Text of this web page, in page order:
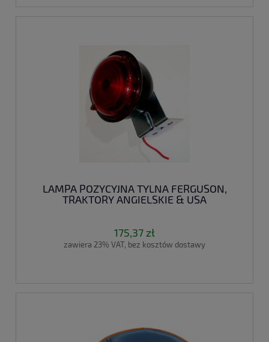
LAMPA POZYCYJNA TYLNA FERGUSON,
TRAKTORY ANGIELSKIE & USA
175,37 zł
zawiera 23% VAT, bez kosztów dostawy